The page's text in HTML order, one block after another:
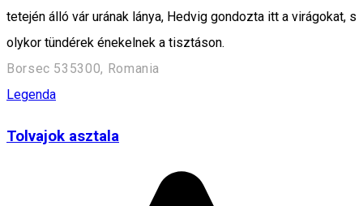
tetején álló vár urának lánya, Hedvig gondozta itt a virágokat, s
olykor tündérek énekelnek a tisztáson.
Borsec 535300, Romania
Legenda
Tolvajok asztala